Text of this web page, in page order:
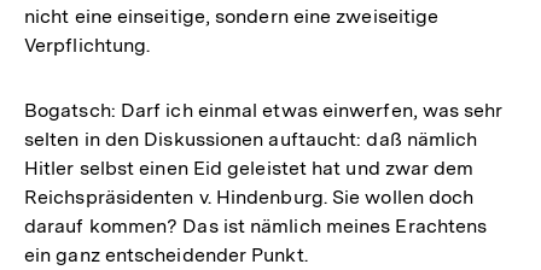
nicht eine einseitige, sondern eine zweiseitige
Verpflichtung.
Bogatsch: Darf ich einmal etwas einwerfen, was sehr
selten in den Diskussionen auftaucht: daß nämlich
Hitler selbst einen Eid geleistet hat und zwar dem
Reichspräsidenten v. Hindenburg. Sie wollen doch
darauf kommen? Das ist nämlich meines Erachtens
ein ganz entscheidender Punkt.